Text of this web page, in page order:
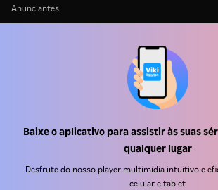
Baixe o aplicativo para assistir às suas
qualquer lugar
Desfrute do nosso player multimídia intuitivo e
celular e tablet
Anunciantes
Política de cookies e Tecnologias de rastreamento
Política de direitos autorais